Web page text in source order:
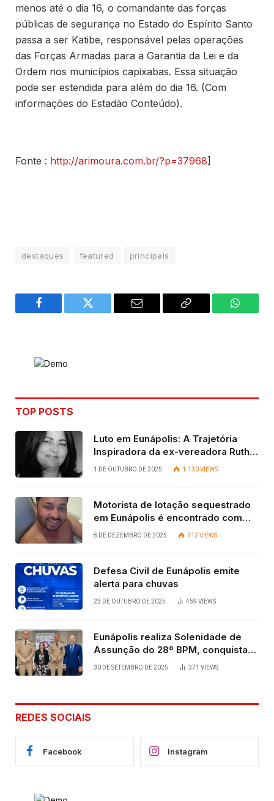
menos até o dia 16, o comandante das forças
públicas de segurança no Estado do Espírito Santo
passa a ser Katibe, responsável pelas operações
das Forças Armadas para a Garantia da Lei e da
Ordem nos municípios capixabas. Essa situação
pode ser estendida para além do dia 16. (Com
informações do Estadão Conteúdo).
Fonte : http://arimoura.com.br/?p=37968]
destaques featured principais
Facebook Twitter Email
Copy
TOP POSTS
Luto em Eunápolis: A Trajetória
Inspiradora da ex-vereadora Ruth
Contadora
1 DE OUTUBRO DE 2025 1.130VIEWS
Motorista de lotação sequestrado
em Eunápolis é encontrado com
vida após quatro dias.
8 DE DEZEMBRO DE 2025 712VIEWS
Defesa Civil de Eunápolis emite
alerta para chuvas
23 DE OUTUBRO DE 2025 459 VIEWS
Eunápolis realiza Solenidade de
Assunção do 28º BPM, conquista
viabilizada por articulação política
30 DE SETEMBRO DE 2025 371 VIEWS
REDES SOCIAIS
Facebook Instagram